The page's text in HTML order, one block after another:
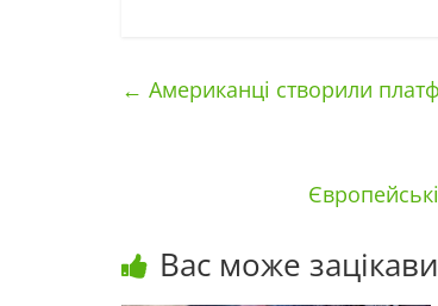
← Американці створили
Вас може